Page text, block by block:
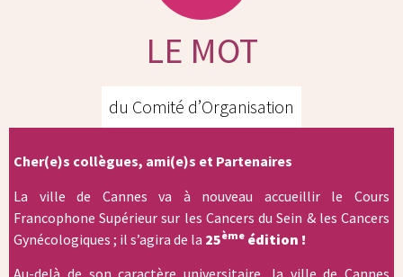
LE MOT
du Comité d’Organisation
Cher(e)s collègues, ami(e)s et Partenaires
La ville de Cannes va à nouveau accueillir le Cours
Francophone Supérieur sur les Cancers du Sein & les Cancers
Gynécologiques ; il s’agira de la 25ème édition !
Au-delà de son caractère universitaire, la ville de Cannes